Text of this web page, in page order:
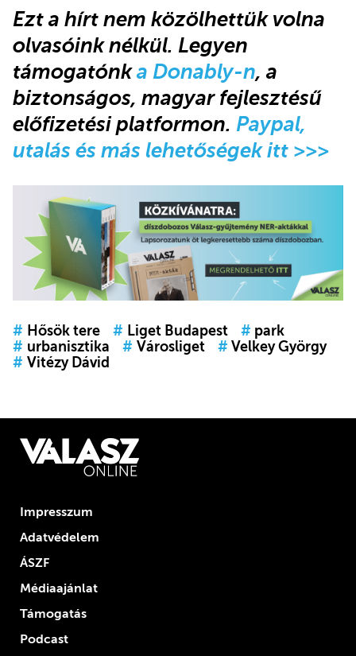
Ezt a hírt nem közölhettük volna
olvasóink nélkül. Legyen
támogatónka Donably-n, a
biztonságos, magyar fejlesztésű
előfizetési platformon. Paypal,
utalás és más lehetőségek itt >>>
# Hősök tere # Liget Budapest # park
# urbanisztika # Városliget # Velkey György
# Vitézy Dávid
Impresszum
Adatvédelem
ÁSZF
Médiaajánlat
Támogatás
Podcast